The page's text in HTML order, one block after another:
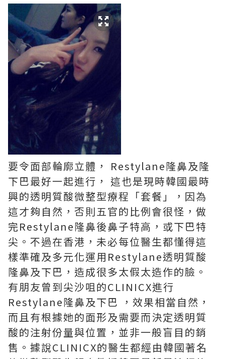
要令面部輪廓立體， Restylane隆鼻及隆
下巴最好一起進行， 這也是現時韓國最時
興的透明質酸微整型療程「套餐」，因為
這才夠自然，否則五官的比例會很怪，做
完Restylane隆鼻後鼻子特高，或下巴特
尖。不過在香港，未必每位醫生都懂得這
樣準確及多元化運用Restylane透明質酸
隆鼻及下巴，造成很多太假太造作的臉。
有朋友曾到尖沙咀的CLINICX進行
Restylane隆鼻及下巴 ，效果相當自然，
而且有根據她的面形及需要而決定透明質
酸的注射份量與位置，並非一般盲目的銷
售。據說CLINICX的醫生都經由韓國著名